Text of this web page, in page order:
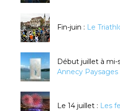
Fin-juin : Le
Début juillet à mi-
Annecy Paysages
Le 14 juillet : Les